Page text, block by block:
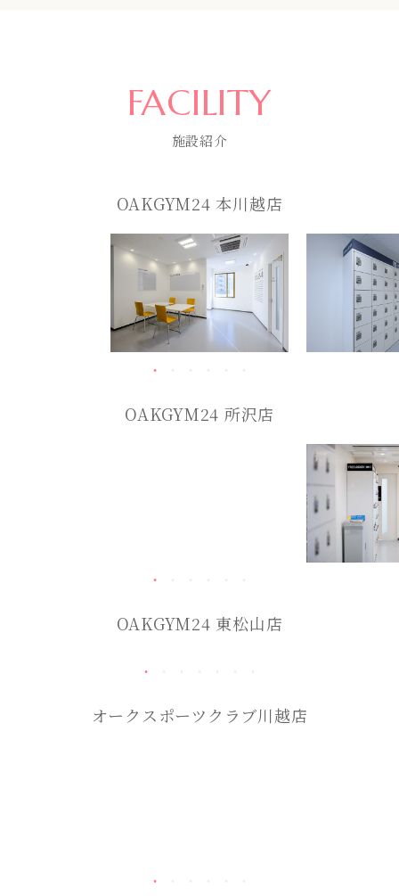
FACILITY
施設紹介
OAKGYM24 本川越店
OAKGYM24 所沢店
OAKGYM24 東松山店
オークスポーツクラブ川越店